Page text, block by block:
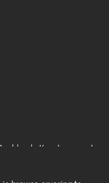
Kunsten vormt
de Hogeschool